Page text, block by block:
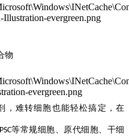
物
，难转细胞也能轻松搞定，在
等常规细胞、原代细胞、干细